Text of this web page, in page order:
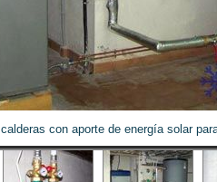
con aporte de energía solar